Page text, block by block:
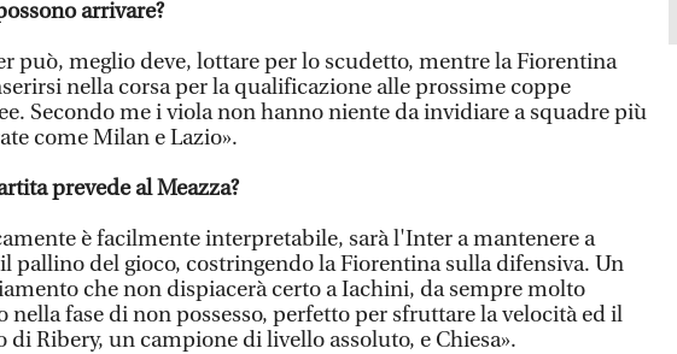
arrivare?
può, meglio deve, lottare per lo scudetto, mentre la Fiorentina
nella corsa per la qualificazione alle prossime coppe
Secondo me i viola non hanno niente da invidiare a squadre più
come Milan e Lazio».
prevede al Meazza?
è facilmente interpretabile, sarà l'Inter a mantenere a
pallino del gioco, costringendo la Fiorentina sulla difensiva. Un
che non dispiacerà certo a Iachini, da sempre molto
nella fase di non possesso, perfetto per sfruttare la velocità ed il
di Ribery, un campione di livello assoluto, e Chiesa».